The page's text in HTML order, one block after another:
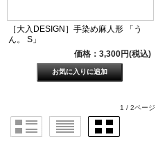
［大入DESIGN］手染め麻人形 「う
ん。 S」
価格：3,300円(税込)
1 / 2ページ